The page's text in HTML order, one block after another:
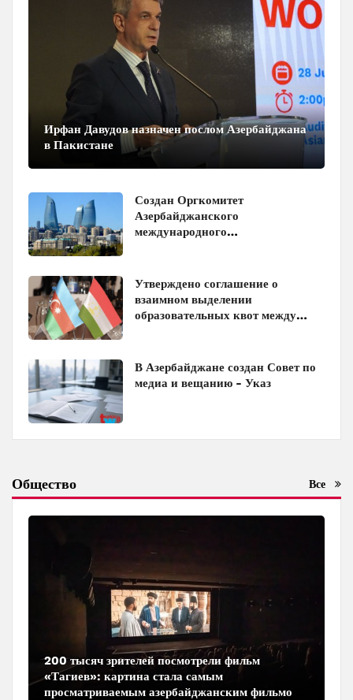
Ирфан Давудов назначен послом Азербайджана
в Пакистане
Создан Оргкомитет
Азербайджанского
международного
Утверждено соглашение о
взаимном выделении
образовательных квот между
В Азербайджане создан Совет по
медиа и вещанию - Указ
Общество Все
200 тысяч зрителей посмотрели фильм
«Тагиев»: картина стала самым
просматриваемым азербайджанским фильмом